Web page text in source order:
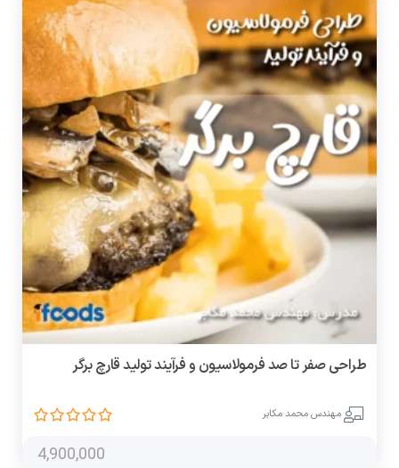
طراحی صفر تا صد فرمولاسیون و فرآیند تولید قارچ برگر
مهندس محمد مکابر
4,900,000